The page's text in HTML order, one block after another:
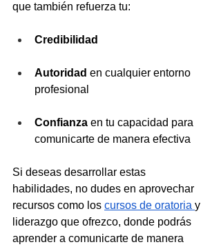
que también refuerza tu:
Credibilidad
Autoridad en cualquier entorno
profesional
Confianza en tu capacidad para
comunicarte de manera efectiva
Si deseas desarrollar estas
habilidades, no dudes en aprovechar
recursos como los cursos de oratoria y
liderazgo que ofrezco, donde podrás
aprender a comunicarte de manera